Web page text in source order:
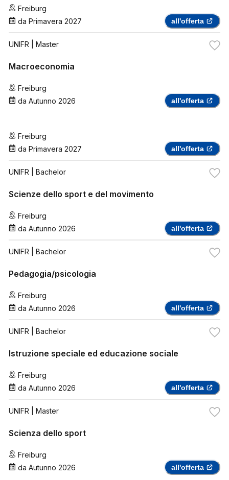
Freiburg
da Primavera 2027 all'offerta
UNIFR | Master
Macroeconomia
Freiburg
da Autunno 2026 all'offerta
Freiburg
da Primavera 2027 all'offerta
UNIFR | Bachelor
Scienze dello sport e del movimento
Freiburg
da Autunno 2026 all'offerta
UNIFR | Bachelor
Pedagogia/psicologia
Freiburg
da Autunno 2026 all'offerta
UNIFR | Bachelor
Istruzione speciale ed educazione sociale
Freiburg
da Autunno 2026 all'offerta
UNIFR | Master
Scienza dello sport
Freiburg
da Autunno 2026 all'offerta